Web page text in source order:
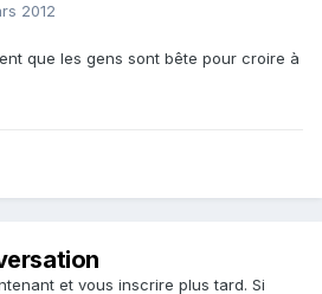
2012
que les gens sont bête pour croire à
et vous inscrire plus tard. Si